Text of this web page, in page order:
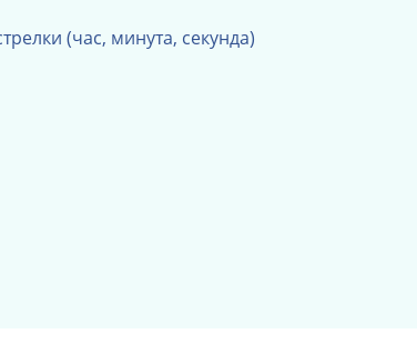
(час, минута, секунда)